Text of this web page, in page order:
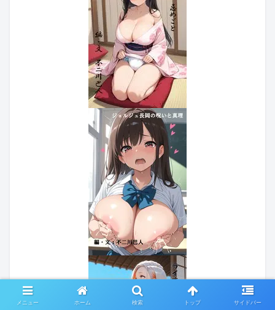
メニュー ホーム 検索 トップ サイドバー